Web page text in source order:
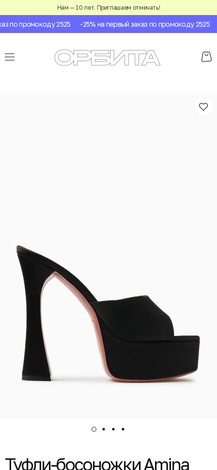
Нам — 10 лет. Приглашаем отмечать!
по промокоду 2525 -25% на первый заказ по промокоду 2525
Туфли-босоножки Amina